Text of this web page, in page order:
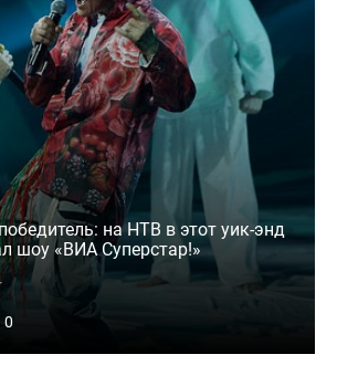
на НТВ в этот уик-энд
шоу «ВИА Суперстар!»
0